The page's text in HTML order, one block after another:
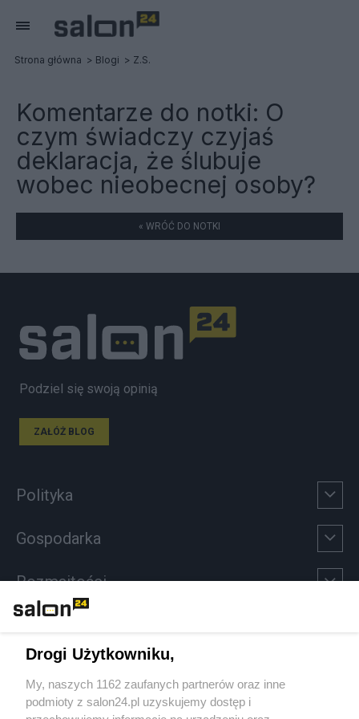
Strona główna Blogi Z.S.
Komentarze do notki: O
czym świadczy czyjaś
deklaracja, że ślubuje
wobec nieobecnej osoby?
« WRÓĆ DO NOTKI
Podziel się swoją opinią
ZAŁÓŻ BLOG
Polityka
Gospodarka
Rozmaitości
Sport
Społeczeństwo
Drogi Użytkowniku,
My, naszych 1162 zaufanych partnerów oraz inne
podmioty z salon24.pl uzyskujemy dostęp i